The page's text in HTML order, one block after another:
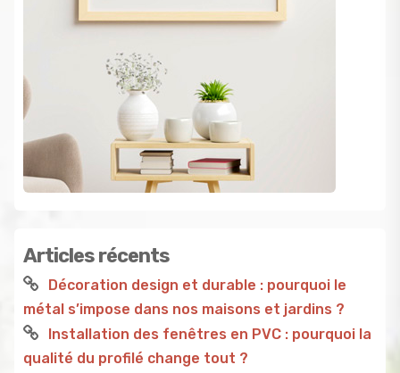
Articles récents
Décoration design et durable : pourquoi le
métal s’impose dans nos maisons et jardins ?
Installation des fenêtres en PVC : pourquoi la
qualité du profilé change tout ?